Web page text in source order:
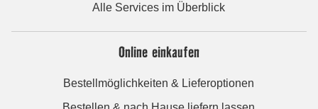
Alle Services im Überblick
Online einkaufen
Bestellmöglichkeiten & Lieferoptionen